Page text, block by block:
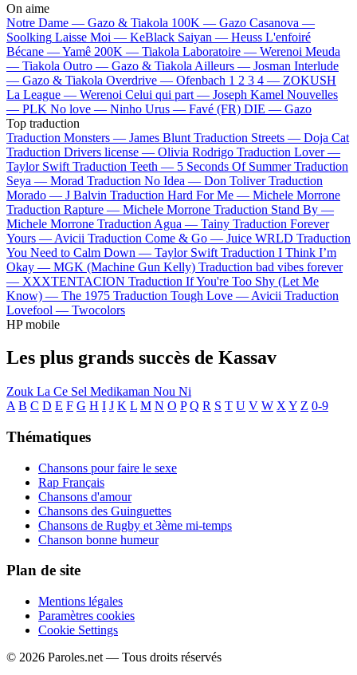
On aime
Notre Dame — Gazo & Tiakola 100K — Gazo Casanova —
Soolking Laisse Moi — KeBlack Saiyan — Heuss L'enfoiré
Bécane —Yamê 200K — Tiakola Laboratoire — Werenoi Meuda
— Tiakola Outro — Gazo & Tiakola Ailleurs — Josman Interlude
— Gazo & Tiakola Overdrive — Ofenbach 1 2 3 4 — ZOKUSH
La League — Werenoi Celui qui part — Joseph Kamel Nouvelles
— PLK No love — Ninho Urus — Favé (FR) DIE — Gazo
Top traduction
Traduction Monsters — James Blunt Traduction Streets — Doja Cat
Traduction Drivers license — Olivia Rodrigo Traduction Lover —
Taylor Swift Traduction Teeth — 5 Seconds Of Summer Traduction
Seya — Morad Traduction No Idea — Don Toliver Traduction
Morado — J Balvin Traduction Hard For Me — Michele Morrone
Traduction Rapture — Michele Morrone Traduction Stand By —
Michele Morrone Traduction Agua — Tainy Traduction Forever
Yours — Avicii Traduction Come & Go — Juice WRLD Traduction
You Need to Calm Down — Taylor Swift Traduction I Think I’m
Okay — MGK (Machine Gun Kelly) Traduction bad vibes forever
— XXXTENTACION Traduction If You're Too Shy (Let Me
Know) — The 1975 Traduction Tough Love — Avicii Traduction
Lovefool — Twocolors
HP mobile
Les plus grands succès de Kassav
Zouk La Ce Sel Medikaman Nou Ni
A B C D E F G H I J K L M N O P Q R S T U V W X Y Z 0-9
Thématiques
Chansons pour faire le sexe
Rap Français
Chansons d'amour
Chansons des Guinguettes
Chansons de Rugby et 3ème mi-temps
Chanson bonne humeur
Plan de site
Mentions légales
Paramètres cookies
Cookie Settings
© 2026 Paroles.net — Tous droits réservés